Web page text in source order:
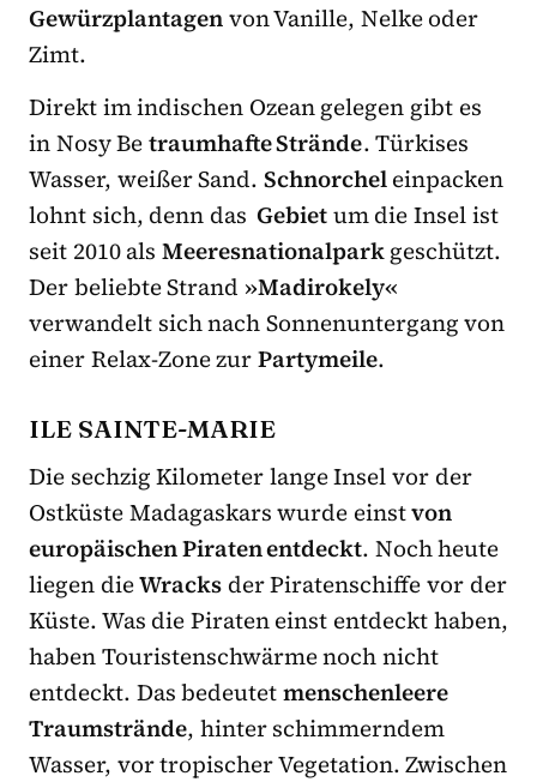
Gewürzplantagenvon Vanille, Nelke oder
Zimt.
Direkt im indischen Ozean gelegen gibt es
in Nosy Betraumhafte Strände. Türkises
Wasser, weißer Sand. Schnorcheleinpacken
lohnt sich, denn das Gebietum die Insel ist
seit 2010 als Meeresnationalparkgeschützt.
Der beliebte Strand »Madirokely«
verwandelt sich nach Sonnenuntergang von
einer Relax-Zone zurPartymeile.
ILE SAINTE-MARIE
Die sechzig Kilometer lange Insel vor der
Ostküste Madagaskars wurde einstvon
europäischen Piraten entdeckt. Noch heute
liegen dieWracks der Piratenschiffe vor der
Küste. Was die Piraten einst entdeckt haben,
haben Touristenschwärme noch nicht
entdeckt. Das bedeutetmenschenleere
Traumstrände, hinter schimmerndem
Wasser, vor tropischer Vegetation. Zwischen